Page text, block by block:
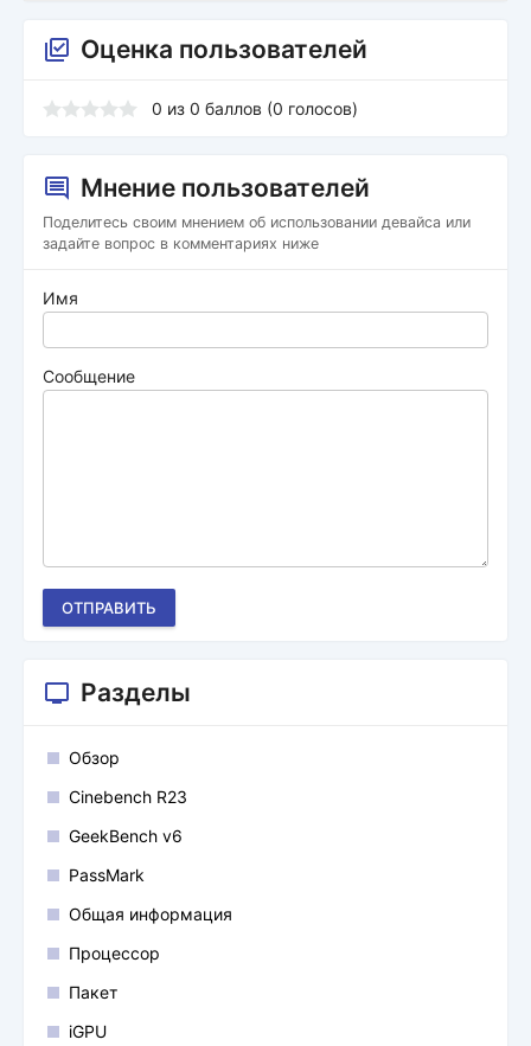
Оценка пользователей
0 из 0 баллов (0 голосов)
Мнение пользователей
Поделитесь своим мнением об использовании девайса или
задайте вопрос в комментариях ниже
Имя
Сообщение
ОТПРАВИТЬ
Разделы
Обзор
Cinebench R23
GeekBench v6
PassMark
Общая информация
Процессор
Пакет
iGPU